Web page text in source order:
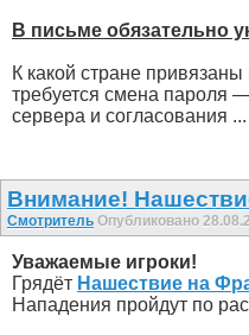
В письме обязательно
К какой стране
требуется смена пароля
сервера и согласования ...
Внимание!
Смотритель Опубликовано
Уважаемые игроки!
Грядёт Нашествие на
Нападения пройдут по